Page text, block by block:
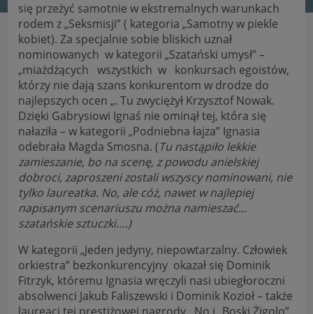
się przeżyć samotnie w ekstremalnych warunkach
rodem z „Seksmisji” ( kategoria „Samotny w piekle
kobiet). Za specjalnie sobie bliskich uznał
nominowanych w kategorii „Szatański umysł” –
„miażdżących wszystkich w konkursach egoistów,
którzy nie dają szans konkurentom w drodze do
najlepszych ocen „. Tu zwyciężył Krzysztof Nowak.
Dzięki Gabrysiowi Ignaś nie ominął tej, która się
nałaziła – w kategorii „Podniebna łajza” Ignasia
odebrała Magda Smosna. (Tu nastąpiło lekkie
zamieszanie, bo na scenę, z powodu anielskiej
dobroci, zaproszeni zostali wszyscy nominowani, nie
tylko laureatka. No, ale cóż, nawet w najlepiej
napisanym scenariuszu można namieszać…
szatańskie sztuczki….)
W kategorii „Jeden jedyny, niepowtarzalny. Człowiek
orkiestra” bezkonkurencyjny okazał się Dominik
Fitrzyk, któremu Ignasia wręczyli nasi ubiegłoroczni
absolwenci Jakub Faliszewski i Dominik Kozioł – także
laureaci tej prestiżowej nagrody. No i „Boski Żigolo”